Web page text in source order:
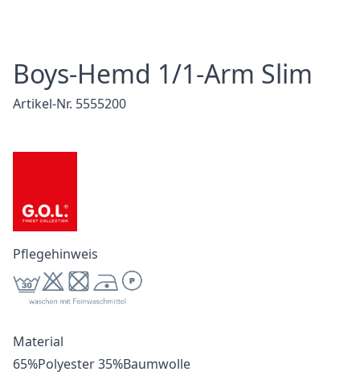
Boys-Hemd 1/1-Arm Slim
Artikel-Nr. 5555200
Pflegehinweis
Material
65%Polyester 35%Baumwolle